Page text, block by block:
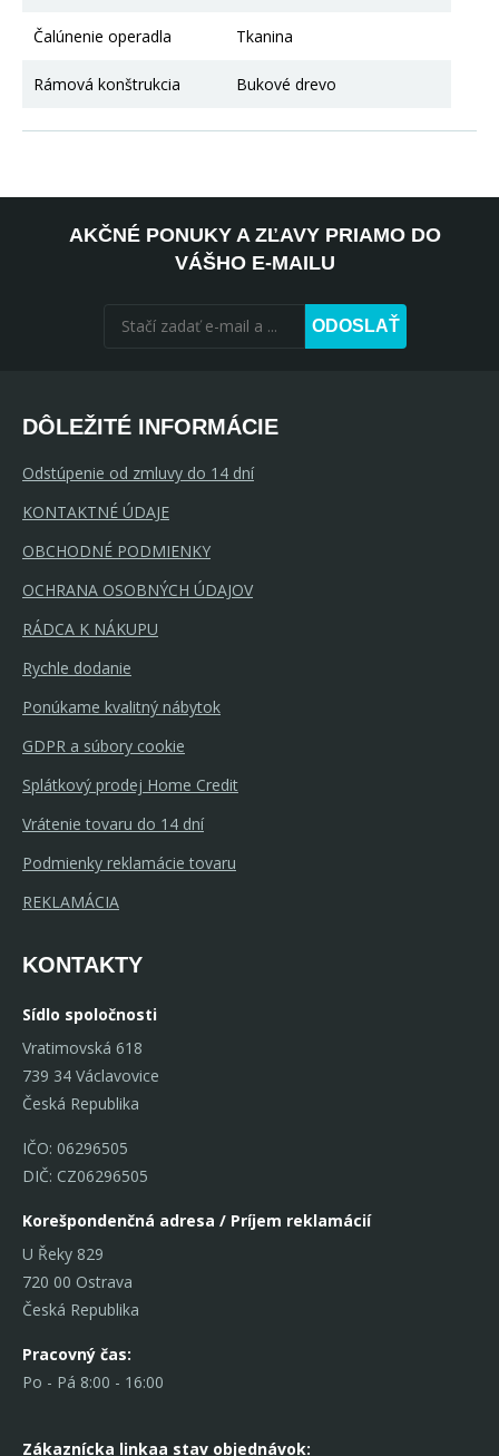
Čalúnenie operadla Tkanina
Rámová konštrukcia Bukové drevo
AKČNÉ PONUKY A ZĽAVY PRIAMO DO
VÁŠHO E-MAILU
ODOSLAŤ
DÔLEŽITÉ INFORMÁCIE
Odstúpenie od zmluvy do 14 dní
KONTAKTNÉ ÚDAJE
OBCHODNÉ PODMIENKY
OCHRANA OSOBNÝCH ÚDAJOV
RÁDCA K NÁKUPU
Rychle dodanie
Ponúkame kvalitný nábytok
GDPR a súbory cookie
Splátkový prodej Home Credit
Vrátenie tovaru do 14 dní
Podmienky reklamácie tovaru
REKLAMÁCIA
KONTAKTY
Sídlo spoločnosti
Vratimovská 618
739 34 Václavovice
Česká Republika
IČO: 06296505
DIČ: CZ06296505
Korešpondenčná adresa / Príjem reklamácií
U Řeky 829
720 00 Ostrava
Česká Republika
Pracovný čas:
Po - Pá 8:00 - 16:00
Zákaznícka linkaa stav objednávok: